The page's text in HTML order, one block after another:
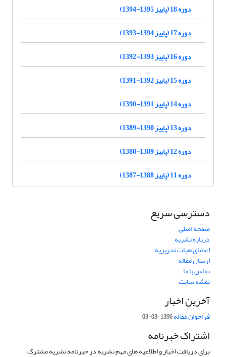
دوره 18 (پاییز 1395-1394)
دوره 17 (پاییز 1394-1393)
دوره 16 (پاییز 1393-1392)
دوره 15 (پاییز 1392-1391)
دوره 14 (پاییز 1391-1390)
دوره 13 (پاییز 1390-1389)
دوره 12 (پاییز 1389-1388)
دوره 11 (پاییز 1388-1387)
دسترسی سریع
صفحه اصلی
درباره نشریه
اعضای هیات تحریریه
ارسال مقاله
تماس با ما
نقشه سایت
آخرین اخبار
فراخوان مقاله1396-03-03
اشتراک خبرنامه
برای دریافت اخبار و اطلاعیه های مهم نشریه در خبرنامه نشریه مشترک